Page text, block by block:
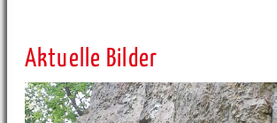
Aktuelle Bilder